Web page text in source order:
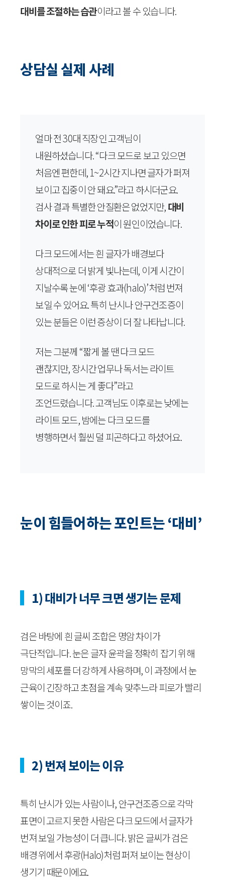
대비를 조절하는 습관이라고 볼 수 있습니다.
상담실 실제 사례
얼마 전 30대 직장인 고객님이
내원하셨습니다. “다크 모드로 보고 있으면
처음엔 편한데, 1~2시간 지나면 글자가 퍼져
보이고 집중이 안 돼요.”라고 하시더군요.
검사 결과 특별한 안질환은 없었지만,대비
차이로 인한 피로 누적이 원인이었습니다.
다크 모드에서는 흰 글자가 배경보다
상대적으로 더 밝게 빛나는데, 이게 시간이
지날수록 눈에 ‘후광 효과(halo)’처럼 번져
보일 수 있어요. 특히 난시나 안구건조증이
있는 분들은 이런 증상이 더 잘 나타납니다.
저는 그분께 “짧게 볼 땐 다크 모드
괜찮지만, 장시간 업무나 독서는 라이트
모드로 하시는 게 좋다”라고
조언드렸습니다. 고객님도 이후로는 낮에는
라이트 모드, 밤에는 다크 모드를
병행하면서 훨씬 덜 피곤하다고 하셨어요.
눈이 힘들어하는 포인트는 ‘대비’
1) 대비가 너무 크면 생기는 문제
검은 바탕에 흰 글씨 조합은 명암 차이가
극단적입니다. 눈은 글자 윤곽을 정확히 잡기 위해
망막의 세포를 더 강하게 사용하며, 이 과정에서 눈
근육이 긴장하고 초점을 계속 맞추느라 피로가 빨리
쌓이는 것이죠.
2) 번져 보이는 이유
특히 난시가 있는 사람이나, 안구건조증으로 각막
표면이 고르지 못한 사람은 다크 모드에서 글자가
번져 보일 가능성이 더 큽니다. 밝은 글씨가 검은
배경 위에서 후광(Halo)처럼 퍼져 보이는 현상이
생기기 때문이에요.